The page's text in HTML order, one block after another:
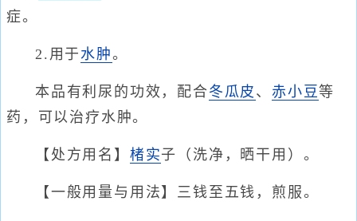
症。
2.用于 水肿。
本品有利尿的功效，配合冬瓜皮 、 赤小豆等
药，可以治疗水肿。
【处方用名】 楮实子（洗净，晒干用）。
【一般用量与用法】三钱至五钱，煎服。